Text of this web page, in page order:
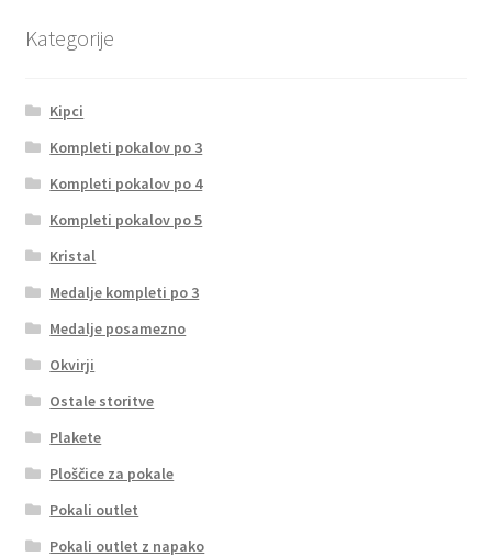
Kategorije
Kipci
Kompleti pokalov po 3
Kompleti pokalov po 4
Kompleti pokalov po 5
Kristal
Medalje kompleti po 3
Medalje posamezno
Okvirji
Ostale storitve
Plakete
Ploščice za pokale
Pokali outlet
Pokali outlet z napako